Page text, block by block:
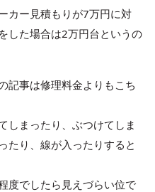
カー見積もりが7万円に対
した場合は2万円台というの
記事は修理料金よりもこち
しまったり、ぶつけてしま
たり、線が入ったりすると
度でしたら見えづらい位で